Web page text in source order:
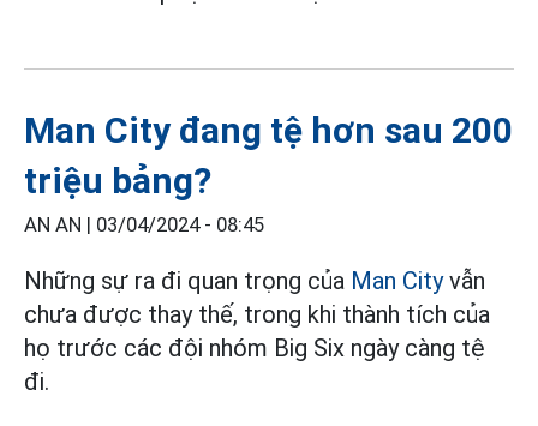
Man City đang tệ hơn sau 200
triệu bảng?
AN AN | 03/04/2024 - 08:45
Những sự ra đi quan trọng của Man Cityvẫn
chưa được thay thế, trong khi thành tích của
họ trước các đội nhóm Big Six ngày càng tệ
đi.